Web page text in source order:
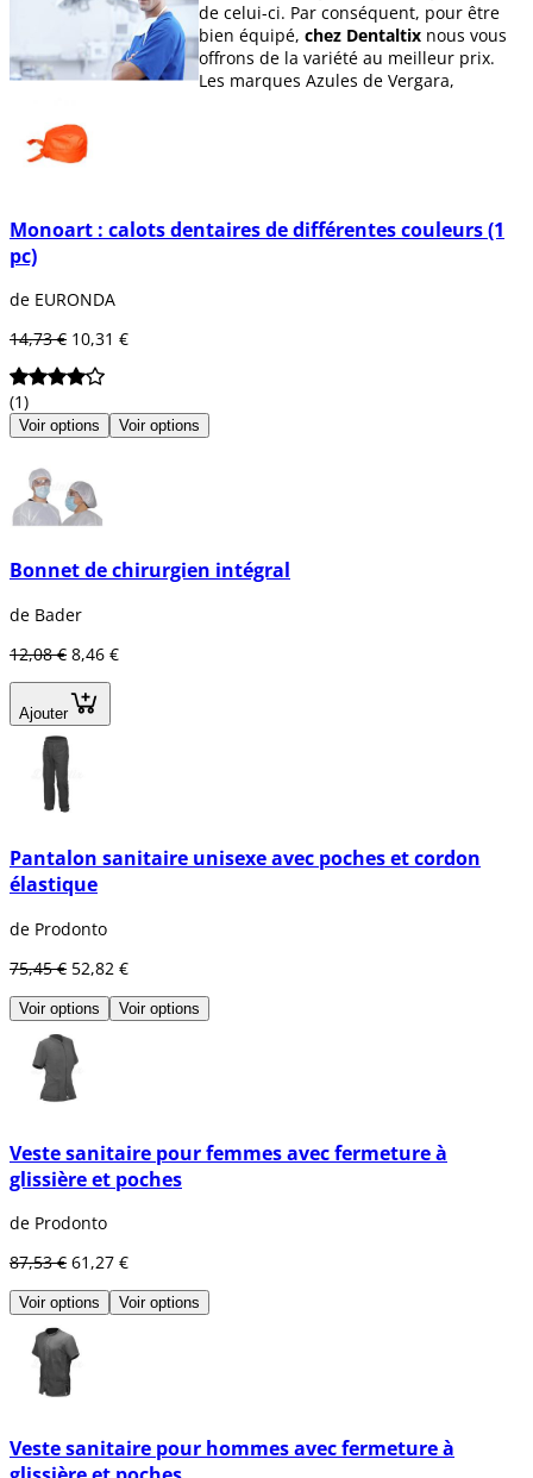
de celui-ci. Par conséquent, pour être
bien équipé, chez Dentaltix nous vous
offrons de la variété au meilleur prix.
Les marques Azules de Vergara,
confortables et respirants pour le
Monoart : calots dentaires de différentes couleurs (1
pc)
de EURONDA
14,73 € 10,31 €
(1)
Voir options Voir options
Bonnet de chirurgien intégral
de Bader
12,08 € 8,46 €
Ajouter
Pantalon sanitaire unisexe avec poches et cordon
élastique
de Prodonto
75,45 € 52,82 €
Voir options Voir options
Veste sanitaire pour femmes avec fermeture à
glissière et poches
de Prodonto
87,53 € 61,27 €
Voir options Voir options
Veste sanitaire pour hommes avec fermeture à